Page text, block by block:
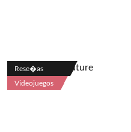
Rese�as
Videojuegos